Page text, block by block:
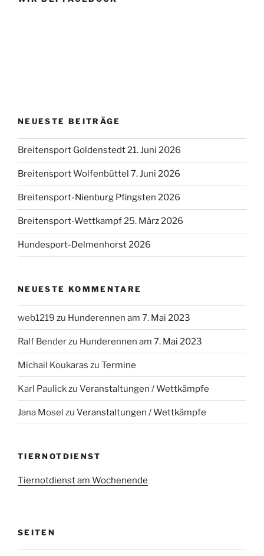
NEUESTE BEITRÄGE
Breitensport Goldenstedt 21. Juni 2026
Breitensport Wolfenbüttel 7. Juni 2026
Breitensport-Nienburg Pfingsten 2026
Breitensport-Wettkampf 25. März 2026
Hundesport-Delmenhorst 2026
NEUESTE KOMMENTARE
web1219 zu Hunderennen am 7. Mai 2023
Ralf Benderzu Hunderennen am 7. Mai 2023
Michail Koukaras zu Termine
Karl Paulickzu Veranstaltungen / Wettkämpfe
Jana Mosel zu Veranstaltungen / Wettkämpfe
TIERNOTDIENST
Tiernotdienst am Wochenende
SEITEN